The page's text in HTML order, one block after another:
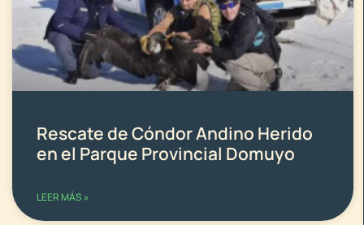
Rescate de Cóndor Andino Herido
en el Parque Provincial Domuyo
LEER MÁS »